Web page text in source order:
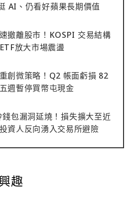
AI、仍看好蘋果長期價值
撤離股市！KOSPI 交易結構
放大市場震盪
創微策略！Q2 帳面虧損 82
週暫停買幣屯現金
包漏洞延燒！損失擴大至近
資人反向湧入交易所避險
趣